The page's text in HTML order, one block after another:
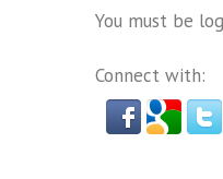
You must be
Connect with: